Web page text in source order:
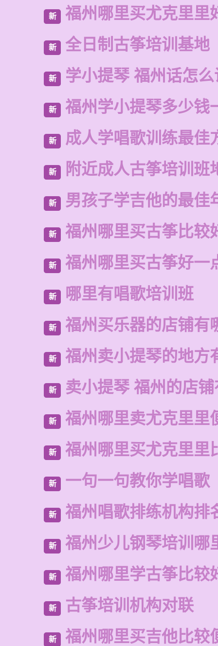
新 福州哪里买尤克里里
新 全日制古筝培训基地
新 学小提琴 福州话怎
新 福州学小提琴多少钱
新 成人学唱歌训练最佳
新 附近成人古筝培训班
新 男孩子学吉他的最佳
新 福州哪里买古筝比较
新 福州哪里买古筝好一
新 哪里有唱歌培训班
新 福州买乐器的店铺有
新 福州卖小提琴的地方
新 卖小提琴 福州的店
新 福州哪里卖尤克里里
新 福州哪里买尤克里里
新 一句一句教你学唱歌
新 福州唱歌排练机构排
新 福州少儿钢琴培训哪
新 福州哪里学古筝比较
新 古筝培训机构对联
新 福州哪里买吉他比较